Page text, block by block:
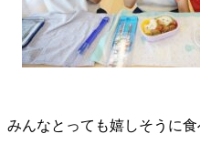
みんなとっても嬉しそうに